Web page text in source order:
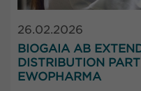
26.02.2026
BIOGAIA AB
DISTRIBUTION
EWOPHARMA